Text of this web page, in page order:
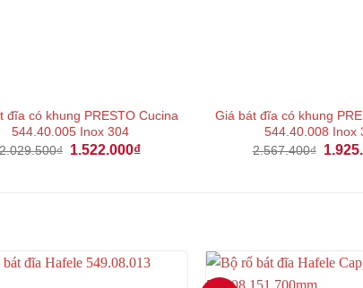
đĩa có khung PRESTO Cucina
544.40.005 Inox 304
2.029.500₫ Giá
1.522.000₫Giá
Giá bát đĩa có khung
544.40.008 Inox
2.567.400₫ Giá